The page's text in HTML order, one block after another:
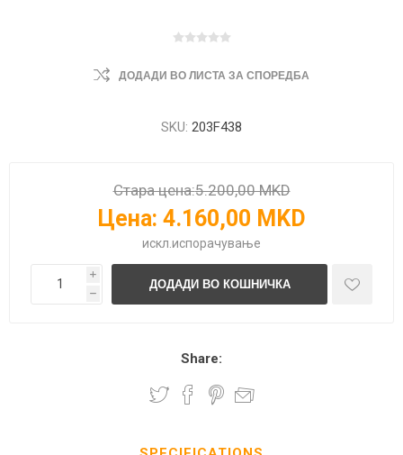
ДОДАДИ ВО ЛИСТА ЗА СПОРЕДБА
SKU: 203F438
Стара цена:5.200,00 MKD
Цена: 4.160,00 MKD
искл. испорачување
i
h
Share: